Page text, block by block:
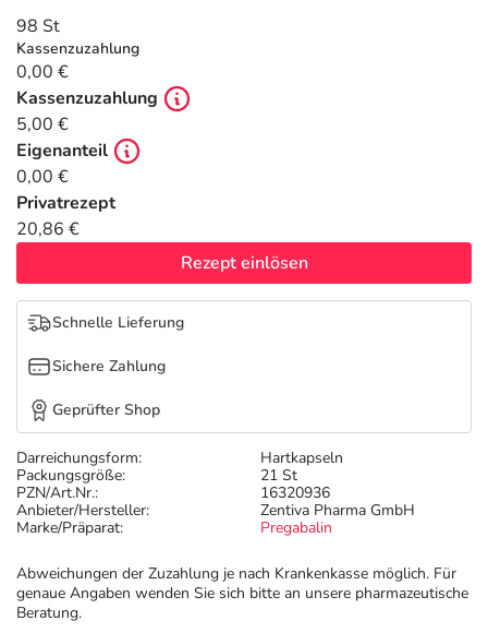
Tierapotheke
Vitamine & Mineralstoffe
Marken
Salus Deals
Darreichungsform:
Hartkapseln
Packungsgröße:
21 St
PZN/Art.Nr.:
16320936
Anbieter/Hersteller:
Zentiva Pharma GmbH
Marke/Präparat:
Pregabalin
Abweichungen der Zuzahlung je nach Krankenkasse möglich. Für
genaue Angaben wenden Sie sich bitte an unsere pharmazeutische
Beratung.
98 St
Kassenzuzahlung
0,00 €
Kassenzuzahlung
5,00 €
Eigenanteil
0,00 €
Privatrezept
20,86 €
Rezept einlösen
Schnelle Lieferung
Sichere Zahlung
Geprüfter Shop